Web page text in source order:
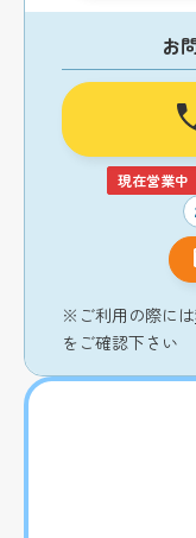
お
現在営業中
※ご利用の際には
をご確認下さい